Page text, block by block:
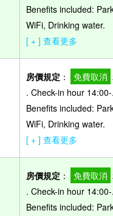
Benefits included:
WiFi, Drinking water.
[ + ] 查看更多
房價規定 ： 免費取消
. Check-in hour
Benefits included:
WiFi, Drinking water.
[ + ] 查看更多
房價規定 ： 免費取消
. Check-in hour
Benefits included: